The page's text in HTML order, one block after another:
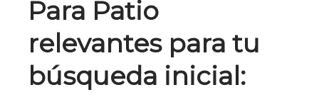
Para Patio
relevantes para tu
búsqueda inicial: